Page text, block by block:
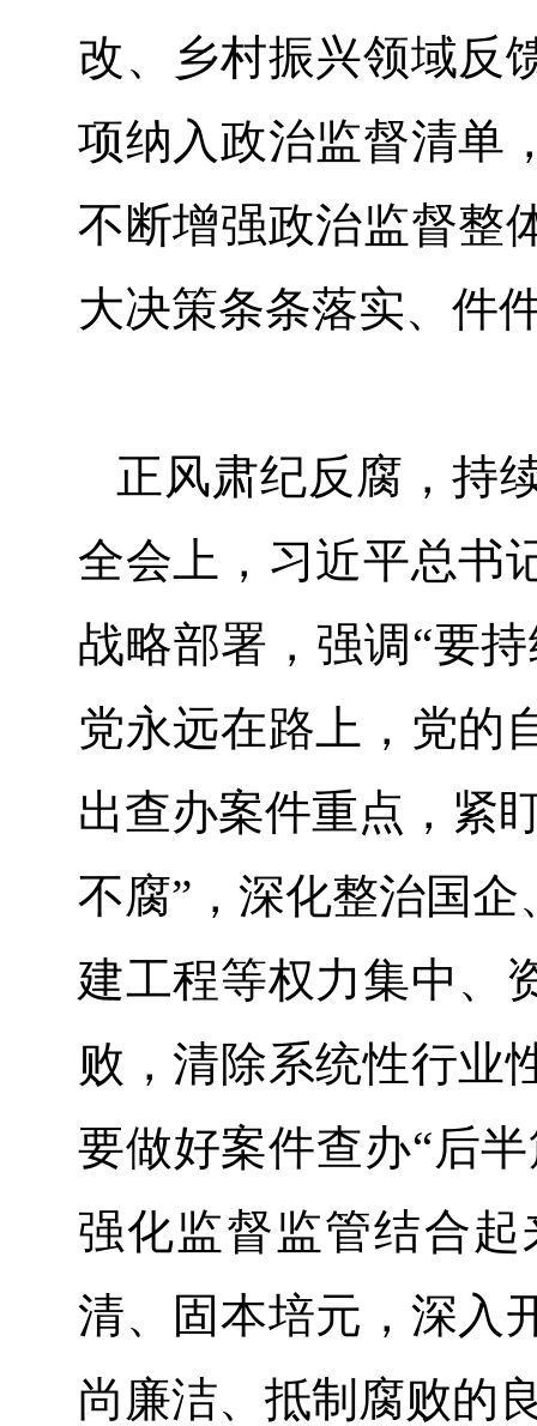
改、乡村振兴领域反
项纳入政治监督清单
不断增强政治监督整
大决策条条落实、
正风肃纪反腐，持
全会上，习近平总书
战略部署，强调“要
党永远在路上，党的
出查办案件重点，紧
不腐”，深化整治国
建工程等权力集中、
败，清除系统性行业
要做好案件查办“后
强化监督监管结合
清、固本培元，深入
尚廉洁、抵制腐败